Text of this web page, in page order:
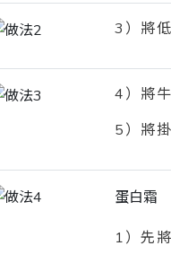
3 ）將
4）將
5）將
蛋白霜
1）先